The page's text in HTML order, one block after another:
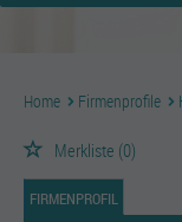
Home Firmenprofile
Merkliste (0)
FIRMENPROFIL